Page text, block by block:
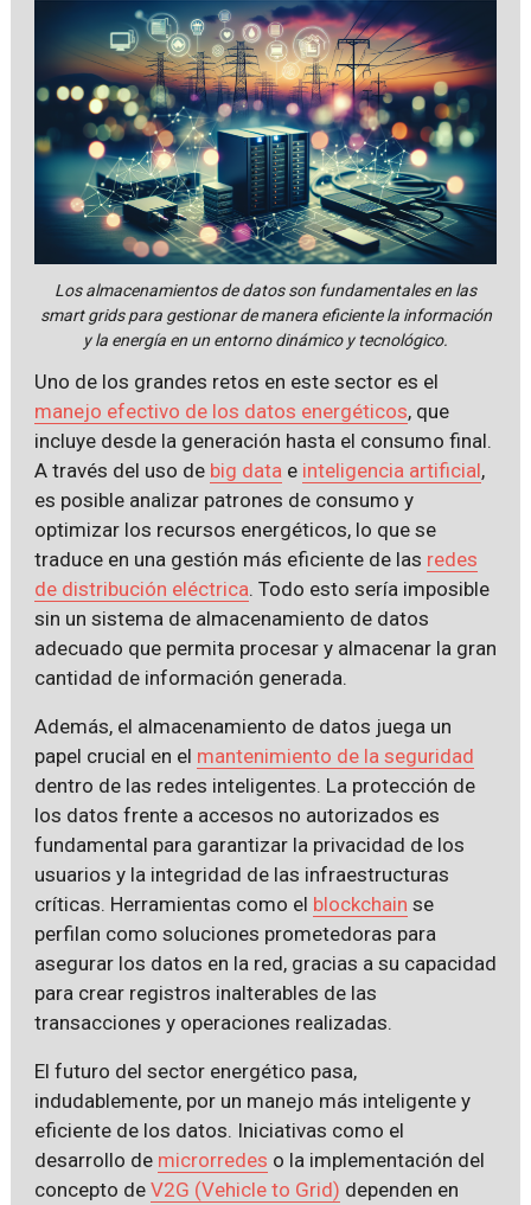
Los almacenamientos de datos son fundamentales en las
smart grids para gestionar de manera eficiente la información
y la energía en un entorno dinámico y tecnológico.
Uno de los grandes retos en este sector es el
manejo efectivo de los datos energéticos, que
incluye desde la generación hasta el consumo final.
A través del uso de big data e inteligencia artificial,
es posible analizar patrones de consumo y
optimizar los recursos energéticos, lo que se
traduce en una gestión más eficiente de las redes
de distribución eléctrica. Todo esto sería imposible
sin un sistema de almacenamiento de datos
adecuado que permita procesar y almacenar la gran
cantidad de información generada.
Además, el almacenamiento de datos juega un
papel crucial en el mantenimiento de la seguridad
dentro de las redes inteligentes. La protección de
los datos frente a accesos no autorizados es
fundamental para garantizar la privacidad de los
usuarios y la integridad de las infraestructuras
críticas. Herramientas como el blockchain se
perfilan como soluciones prometedoras para
asegurar los datos en la red, gracias a su capacidad
para crear registros inalterables de las
transacciones y operaciones realizadas.
El futuro del sector energético pasa,
indudablemente, por un manejo más inteligente y
eficiente de los datos. Iniciativas como el
desarrollo de microrredes o la implementación del
concepto de V2G (Vehicle to Grid) dependen en